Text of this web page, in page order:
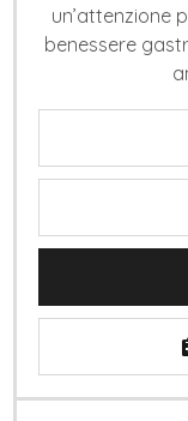
un’attenzione
benessere